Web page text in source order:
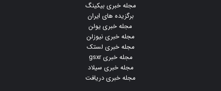
مجله خبری بیکینگ
برگزیده های ایران
مجله خبری یولن
مجله خبری نیوزلن
مجله خبری لستک
مجله خبری gsxr
مجله خبری سیلاد
مجله خبری دریافت